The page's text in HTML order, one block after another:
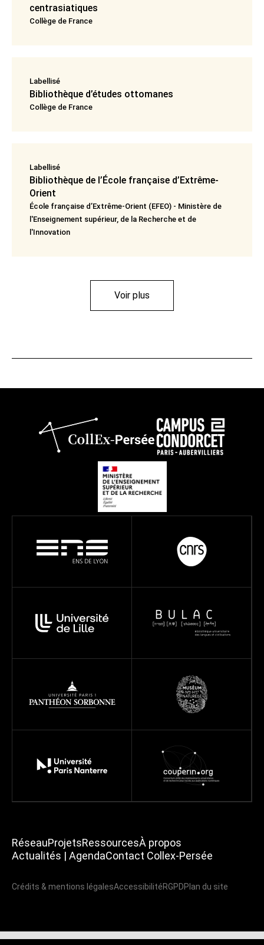
centrasiatiques
Collège de France
Labellisé
Bibliothèque d’études ottomanes
Collège de France
Labellisé
Bibliothèque de l’École française d’Extrême-
Orient
École française d’Extrême-Orient (EFEO) - Ministère de
l'Enseignement supérieur, de la Recherche et de
l'Innovation
Voir plus
RéseauProjetsRessourcesÀ propos
Actualités | AgendaContact Collex-Persée
Crédits & mentions légalesAccessibilitéRGPDPlan du site